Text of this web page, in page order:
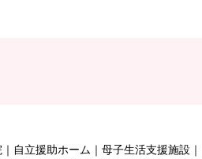
自立援助ホーム
母子生活支援施設